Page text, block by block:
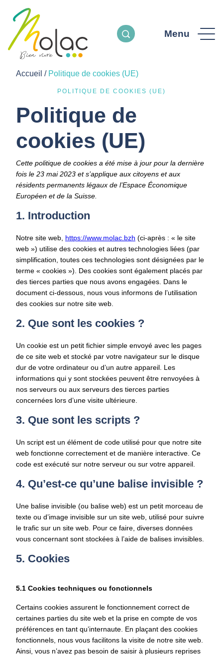
Menu
Accueil / Politique de cookies (UE)
POLITIQUE DE COOKIES (UE)
Politique de
cookies (UE)
Cette politique de cookies a été mise à jour pour la dernière
fois le 23 mai 2023 et s’applique aux citoyens et aux
résidents permanents légaux de l’Espace Économique
Européen et de la Suisse.
1. Introduction
Notre site web, https://www.molac.bzh (ci-après : « le site
web ») utilise des cookies et autres technologies liées (par
simplification, toutes ces technologies sont désignées par le
terme « cookies »). Des cookies sont également placés par
des tierces parties que nous avons engagées. Dans le
document ci-dessous, nous vous informons de l’utilisation
des cookies sur notre site web.
2. Que sont les cookies ?
Un cookie est un petit fichier simple envoyé avec les pages
de ce site web et stocké par votre navigateur sur le disque
dur de votre ordinateur ou d’un autre appareil. Les
informations qui y sont stockées peuvent être renvoyées à
nos serveurs ou aux serveurs des tierces parties
concernées lors d’une visite ultérieure.
3. Que sont les scripts ?
Un script est un élément de code utilisé pour que notre site
web fonctionne correctement et de manière interactive. Ce
code est exécuté sur notre serveur ou sur votre appareil.
4. Qu’est-ce qu’une balise invisible ?
Une balise invisible (ou balise web) est un petit morceau de
texte ou d’image invisible sur un site web, utilisé pour suivre
le trafic sur un site web. Pour ce faire, diverses données
vous concernant sont stockées à l’aide de balises invisibles.
5. Cookies
5.1 Cookies techniques ou fonctionnels
Certains cookies assurent le fonctionnement correct de
certaines parties du site web et la prise en compte de vos
préférences en tant qu’internaute. En plaçant des cookies
fonctionnels, nous vous facilitons la visite de notre site web.
Ainsi, vous n’avez pas besoin de saisir à plusieurs reprises